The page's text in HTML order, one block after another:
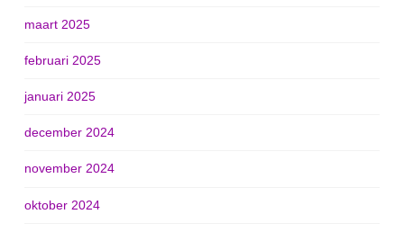
maart 2025
februari 2025
januari 2025
december 2024
november 2024
oktober 2024